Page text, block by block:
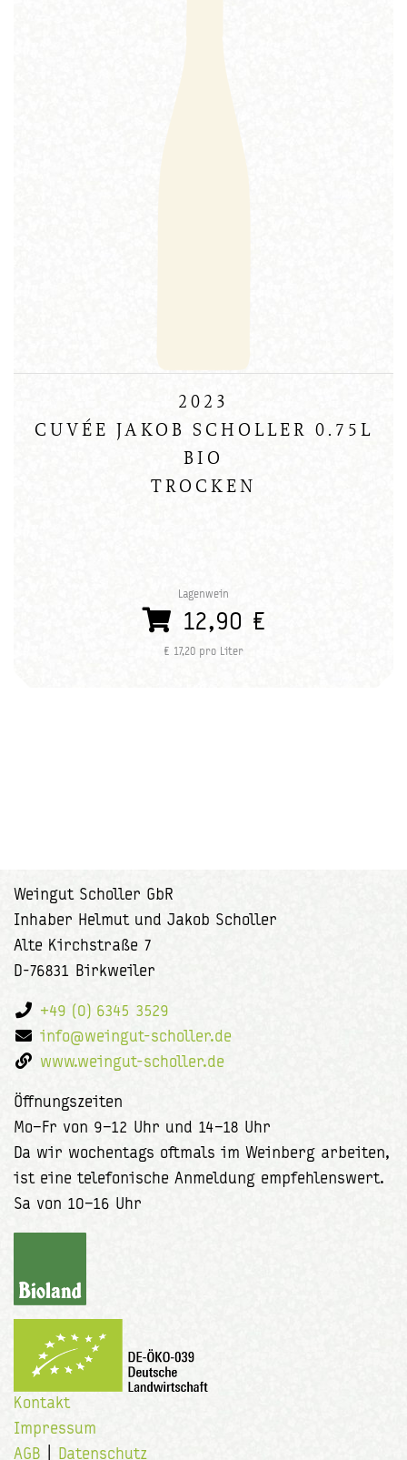
2023
CUVÉE JAKOB SCHOLLER 0.75L
BIO
TROCKEN
Lagenwein
12,90 €
€ 17,20 pro Liter
Weingut Scholler GbR
Inhaber Helmut und Jakob Scholler
Alte Kirchstraße 7
D-76831 Birkweiler
+49 (0) 6345 3529
info@weingut-scholler.de
www.weingut-scholler.de
Öffnungszeiten
Mo–Fr von 9–12 Uhr und 14–18 Uhr
Da wir wochentags oftmals im Weinberg arbeiten,
ist eine telefonische Anmeldung empfehlenswert.
Sa von 10–16 Uhr
Kontakt
Impressum
AGB
Datenschutz